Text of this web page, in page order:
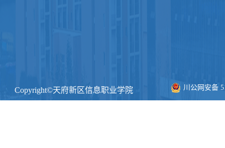
Copyright©天府新区信息职业学院 川公网安备